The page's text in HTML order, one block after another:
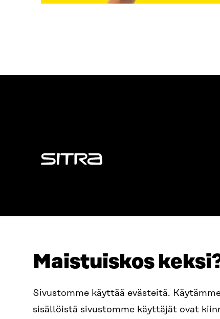
Maistuiskos
Sivustomme käyttää evästeitä.
sisällöistä sivustomme käyttäjät ovat
Sitra
Itämerenkatu 11-13, PL 160,
00181 Helsinki